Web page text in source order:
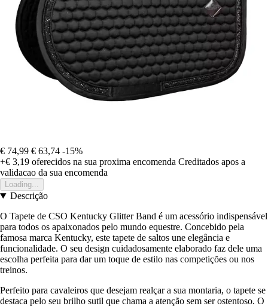
€ 74,99 € 63,74 -15%
+€ 3,19 oferecidos na sua proxima encomenda Creditados apos a
validacao da sua encomenda
Loading...
Descrição
O Tapete de CSO Kentucky Glitter Band é um acessório indispensável
para todos os apaixonados pelo mundo equestre. Concebido pela
famosa marca Kentucky, este tapete de saltos une elegância e
funcionalidade. O seu design cuidadosamente elaborado faz dele uma
escolha perfeita para dar um toque de estilo nas competições ou nos
treinos.
Perfeito para cavaleiros que desejam realçar a sua montaria, o tapete se
destaca pelo seu brilho sutil que chama a atenção sem ser ostentoso. O